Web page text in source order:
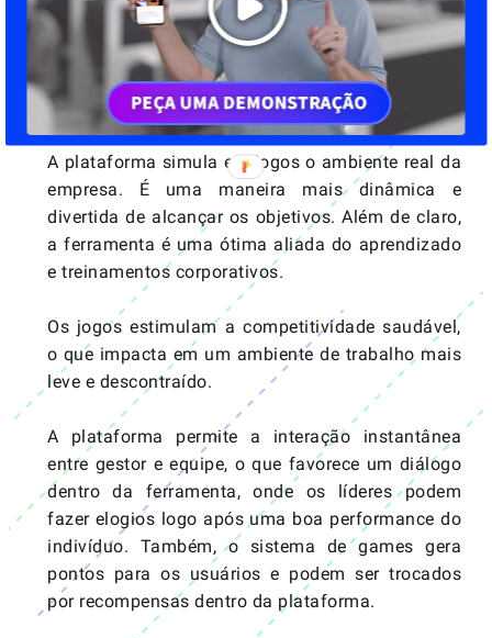
gamificação
gamificaçãoé um método de gestão que
abraça todos os pontos abordados anteriormente.
A plataforma simula em jogos o ambiente real da
empresa. É uma maneira mais dinâmica e
divertida de alcançar os objetivos. Além de claro,
a ferramenta é uma ótima aliada do aprendizado
e treinamentos corporativos.
Os jogos estimulam a competitividade saudável,
o que impacta em um ambiente de trabalho mais
leve e descontraído.
A plataforma permite a interação instantânea
entre gestor e equipe, o que favorece um diálogo
dentro da ferramenta, onde os líderes podem
fazer elogios logo após uma boa performance do
indivíduo. Também, o sistema de games gera
pontos para os usuários e podem ser trocados
por recompensas dentro da plataforma.